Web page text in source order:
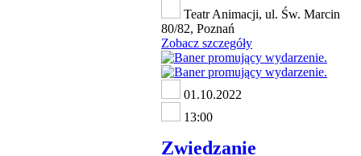
Teatr Animacji, ul. Św. Marcin
80/82, Poznań
Zobacz szczegóły
01.10.2022
13:00
Zwiedzanie